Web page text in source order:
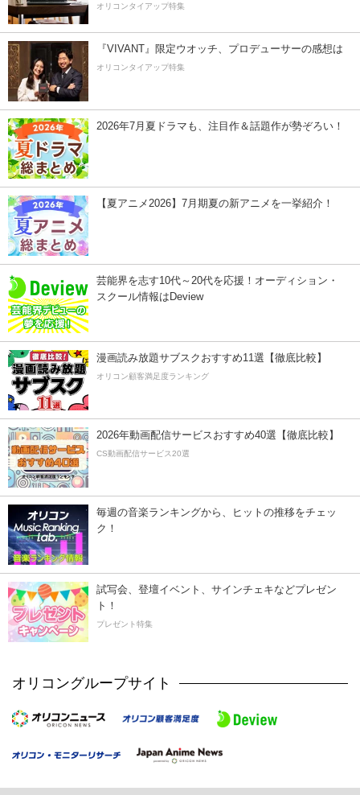
オリコンタイアップ特集
『VIVANT』限定ウオッチ、プロデューサーの感想は
オリコンタイアップ特集
2026年7月夏ドラマも、注目作＆話題作が勢ぞろい！
【夏アニメ2026】7月期夏の新アニメを一挙紹介！
芸能界を志す10代～20代を応援！オーディション・
スクール情報はDeview
漫画読み放題サブスクおすすめ11選【徹底比較】
オリコン顧客満足度ランキング
2026年動画配信サービスおすすめ40選【徹底比較】
CS動画配信サービス20選
毎週の音楽ランキングから、ヒットの推移をチェッ
ク！
試写会、登壇イベント、サインチェキなどプレゼン
ト！
プレゼント特集
オリコングループサイト